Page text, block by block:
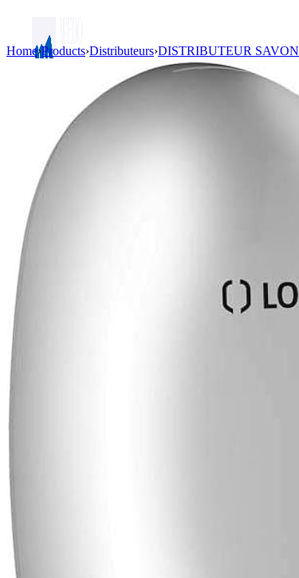
Home›Products›Distributeurs›DISTRIBUTEUR SAVON